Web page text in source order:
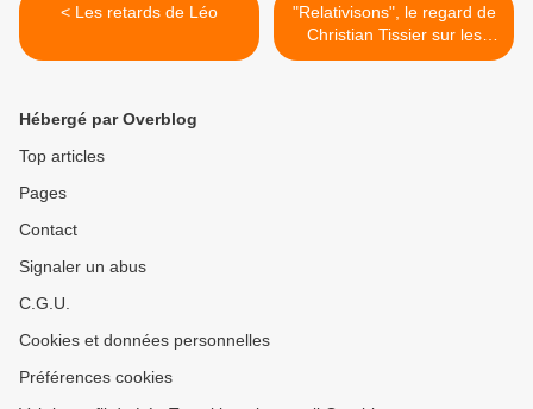
< Les retards de Léo
"Relativisons", le regard de
Christian Tissier sur les
grades >
Hébergé par Overblog
Top articles
Pages
Contact
Signaler un abus
C.G.U.
Cookies et données personnelles
Préférences cookies